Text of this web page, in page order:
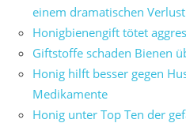
einem dramatischen
Honigbienengift tötet
Giftstoffe schaden Bienen
Honig hilft besser gegen
Medikamente
Honig unter Top Ten der